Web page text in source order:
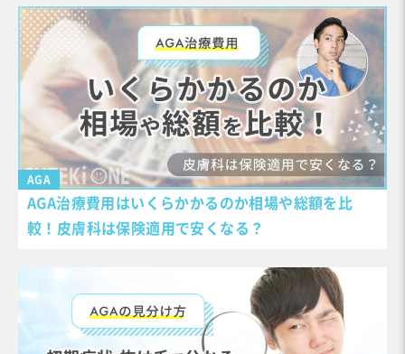
AGA
AGA治療費用はいくらかかるのか相場や総額を比
較！皮膚科は保険適用で安くなる？